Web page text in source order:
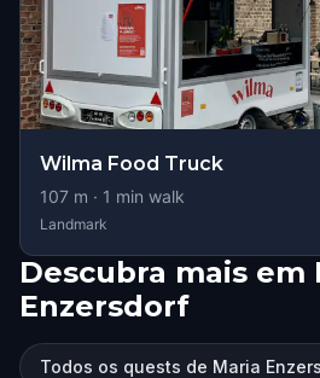
Wilma Food Truck
107 m · 1 min walk
Landmark
Descubra mais em
Enzersdorf
Todos os quests de Maria